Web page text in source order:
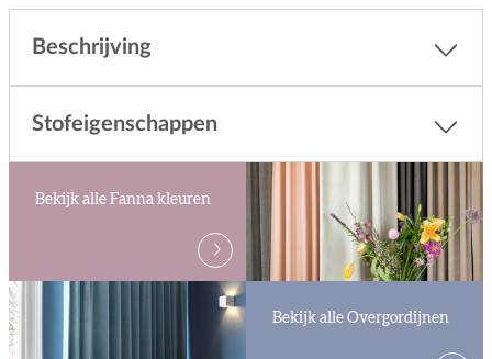
Beschrijving
Stofeigenschappen
Bekijk alle Fanna kleuren
Bekijk alle Overgordijnen